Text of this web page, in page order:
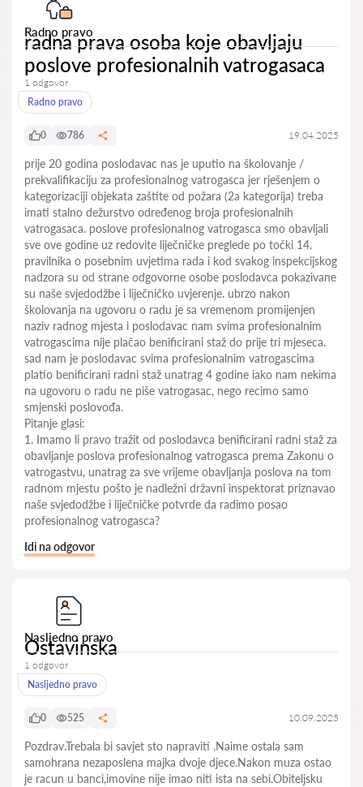
Radno pravo
radna prava osoba koje obavljaju
poslove profesionalnih vatrogasaca
1 odgovor
Radno pravo
0 786 19.04.2025
prije 20 godina poslodavac nas je uputio na školovanje /
prekvalifikaciju za profesionalnog vatrogasca jer rješenjem o
kategorizaciji objekata zaštite od požara (2a kategorija) treba
imati stalno dežurstvo određenog broja profesionalnih
vatrogasaca. poslove profesionalnog vatrogasca smo obavljali
sve ove godine uz redovite liječničke preglede po točki 14.
pravilnika o posebnim uvjetima rada i kod svakog inspekcijskog
nadzora su od strane odgovorne osobe poslodavca pokazivane
su naše svjedodžbe i liječničko uvjerenje. ubrzo nakon
školovanja na ugovoru o radu je sa vremenom promijenjen
naziv radnog mjesta i poslodavac nam svima profesionalnim
vatrogascima nije plačao benificirani staž do prije tri mjeseca.
sad nam je poslodavac svima profesionalnim vatrogascima
platio benificirani radni staž unatrag 4 godine iako nam nekima
na ugovoru o radu ne piše vatrogasac, nego recimo samo
smjenski poslovođa.
Pitanje glasi:
1. Imamo li pravo tražit od poslodavca benificirani radni staž za
obavljanje poslova profesionalnog vatrogasca prema Zakonu o
vatrogastvu, unatrag za sve vrijeme obavljanja poslova na tom
radnom mjestu pošto je nadležni državni inspektorat priznavao
naše svjedodžbe i liječničke potvrde da radimo posao
profesionalnog vatrogasca?
Idi na odgovor
Nasljedno pravo
Ostavinska
1 odgovor
Nasljedno pravo
0 525 10.09.2025
Pozdrav.Trebala bi savjet sto napraviti .Naime ostala sam
samohrana nezaposlena majka dvoje djece.Nakon muza ostao
je racun u banci,imovine nije imao niti ista na sebi.Obiteljsku